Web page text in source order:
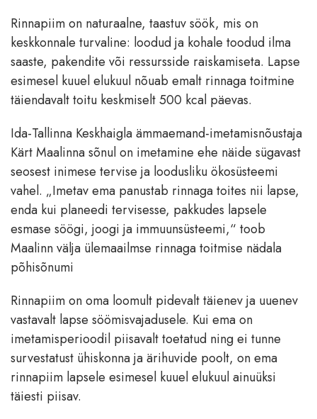
Rinnapiim on naturaalne, taastuv söök, mis on
keskkonnale turvaline: loodud ja kohale toodud ilma
saaste, pakendite või ressursside raiskamiseta. Lapse
esimesel kuuel elukuul nõuab emalt rinnaga toitmine
täiendavalt toitu keskmiselt 500 kcal päevas.
Ida-Tallinna Keskhaigla ämmaemand-imetamisnõustaja
Kärt Maalinna sõnul on imetamine ehe näide sügavast
seosest inimese tervise ja loodusliku ökosüsteemi
vahel. „Imetav ema panustab rinnaga toites nii lapse,
enda kui planeedi tervisesse, pakkudes lapsele
esmase söögi, joogi ja immuunsüsteemi,“ toob
Maalinn välja ülemaailmse rinnaga toitmise nädala
põhisõnumi
Rinnapiim on oma loomult pidevalt täienev ja uuenev
vastavalt lapse söömisvajadusele. Kui ema on
imetamisperioodil piisavalt toetatud ning ei tunne
survestatust ühiskonna ja ärihuvide poolt, on ema
rinnapiim lapsele esimesel kuuel elukuul ainuüksi
täiesti piisav.